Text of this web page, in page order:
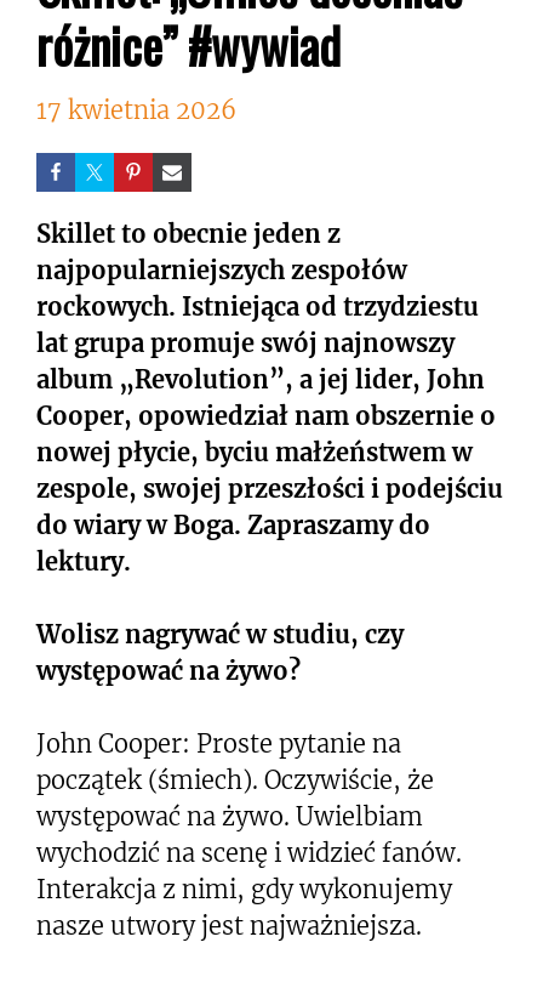
różnice” #wywiad
17 kwietnia 2026
Skillet to obecnie jeden z
najpopularniejszych zespołów
rockowych. Istniejąca od trzydziestu
lat grupa promuje swój najnowszy
album „Revolution”, a jej lider, John
Cooper, opowiedział nam obszernie o
nowej płycie, byciu małżeństwem w
zespole, swojej przeszłości i podejściu
do wiary w Boga. Zapraszamy do
lektury.
Wolisz nagrywać w studiu, czy
występować na żywo?
John Cooper: Proste pytanie na
początek (śmiech). Oczywiście, że
występować na żywo. Uwielbiam
wychodzić na scenę i widzieć fanów.
Interakcja z nimi, gdy wykonujemy
nasze utwory jest najważniejsza.